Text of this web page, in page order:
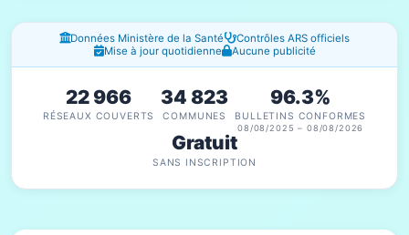
Fenêtres d'information
Données Ministère de la Santé
Contrôles ARS officiels
Mise à jour quotidienne
Aucune publicité
22 966
RÉSEAUX COUVERTS
34 823
COMMUNES
96.3%
BULLETINS CONFORMES
08/08/2025 – 08/08/2026
Gratuit
SANS INSCRIPTION